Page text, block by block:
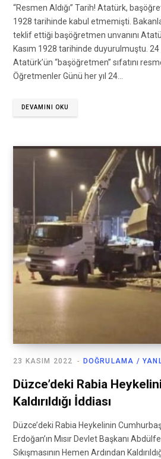
“Resmen Aldığı” Tarih! Atatürk,
1928 tarihinde kabul etmemişti.
teklif ettiği başöğretmen unvanını
Kasım 1928 tarihinde duyurulmuştu. 24
Atatürk’ün “başöğretmen” sıfatını
Öğretmenler Günü her yıl 24…
DEVAMINI OKU
DOĞRULAMA /
23 KASIM 2022
Düzce’deki Rabia
Kaldırıldığı İddiası
Düzce’deki Rabia Heykelinin
Erdoğan’ın Mısır Devlet Başkanı
Sıkışmasının Hemen Ardından